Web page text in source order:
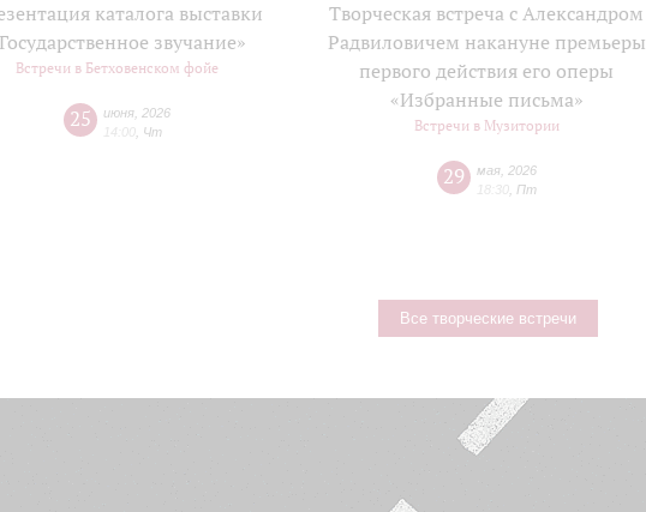
каталога выставки
звучание»
Встречи в Бетховенском фойе
25 июня 2026
14:00 Чт
Творческая встреча с Александром
Радвиловичем накануне премьеры
первого действия его оперы
«Избранные письма»
Встречи в Музитории
29 мая, 2026
18:30, Пт
Все творческие встречи